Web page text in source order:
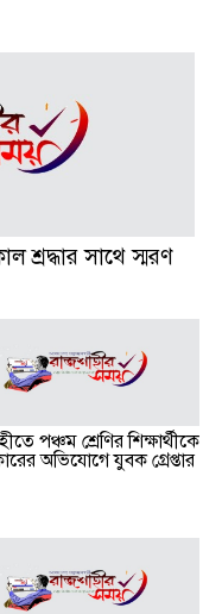
শ্রদ্ধার সাথে স্মরণ
পঞ্চম শ্রেণির শিক্ষার্থীকে
অভিযোগে যুবক গ্রেপ্তার